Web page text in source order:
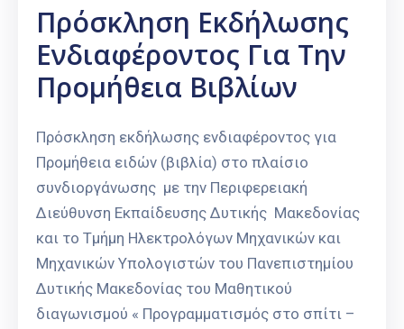
Πρόσκληση Εκδήλωσης
Ενδιαφέροντος Για Την
Προμήθεια Βιβλίων
Πρόσκληση εκδήλωσης ενδιαφέροντος για
Προμήθεια ειδών (βιβλία) στο πλαίσιο
συνδιοργάνωσης με την Περιφερειακή
Διεύθυνση Εκπαίδευσης Δυτικής Μακεδονίας
και το Τμήμη Ηλεκτρολόγων Μηχανικών και
Μηχανικών Υπολογιστών του Πανεπιστημίου
Δυτικής Μακεδονίας του Μαθητικού
διαγωνισμού « Προγραμματισμός στο σπίτι –